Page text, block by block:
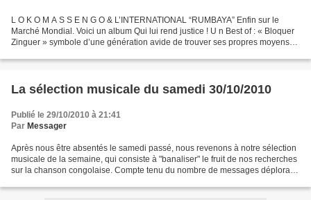
L O K O M A S S E N G O & L’INTERNATIONAL “RUMBAYA” Enfin sur le
Marché Mondial. Voici un album Qui lui rend justice ! U n Best of : « Bloquer
Zinguer » symbole d’une génération avide de trouver ses propres moyens
La sélection musicale du samedi 30/10/2010
Publié le 29/10/2010 à 21:41
Par Messager
Après nous être absentés le samedi passé, nous revenons à notre sélection
musicale de la semaine, qui consiste à "banaliser" le fruit de nos recherches
sur la chanson congolaise. Compte tenu du nombre de messages déplorant